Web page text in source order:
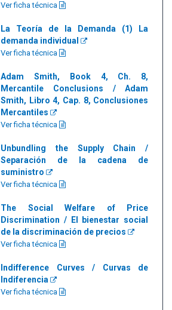
Ver ficha técnica
La Teoría de la Demanda (1) La
demanda individual
Ver ficha técnica
Adam Smith, Book 4, Ch. 8,
Mercantile Conclusions / Adam
Smith, Libro 4, Cap. 8, Conclusiones
Mercantiles
Ver ficha técnica
Unbundling the Supply Chain /
Separación de la cadena de
suministro
Ver ficha técnica
The Social Welfare of Price
Discrimination / El bienestar social
de la discriminación de precios
Ver ficha técnica
Indifference Curves / Curvas de
Indiferencia
Ver ficha técnica